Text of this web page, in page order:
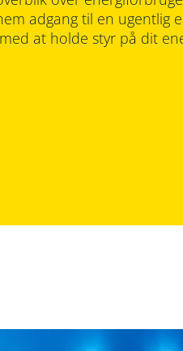
adgang til en
at holde styr på dit